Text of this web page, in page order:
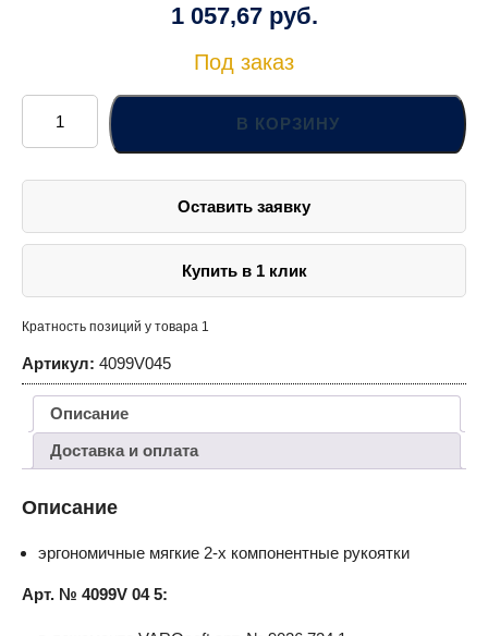
1 057,67 руб.
Под заказ
Количество
товара
Набор
пассатижей
5*
В КОРЗИНУ
Оставить заявку
Купить в 1 клик
Кратность позиций у товара 1
Артикул: 4099V045
Описание
Доставка и оплата
Описание
эргономичные мягкие 2-х компонентные рукоятки
Арт. № 4099V 04 5: